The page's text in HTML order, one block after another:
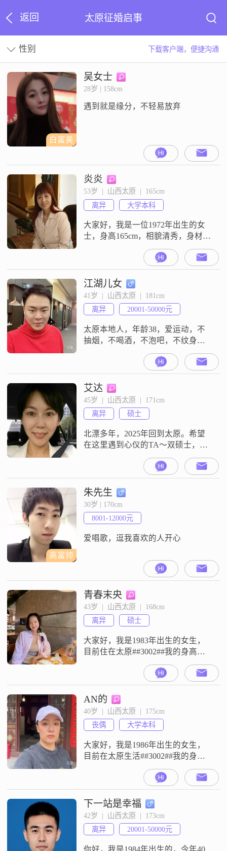
返回 太原征婚启事
性别 下载客户端，便捷沟通
白富美
吴女士
28岁 | 158cm
遇到就是缘分，不轻易放弃
炎炎
53岁  |  山西太原  |  165cm
离异
大学本科
大家好，我是一位1972年出生的女
士，身高165cm，相貌清秀，身材苗
条：独立自信。喜欢时尚。现为专
职律师，可在全国各地执业，希望
做您的“法律顾问”，常伴您左右。
江湖儿女
41岁  |  山西太原  |  181cm
离异
20001-50000元
太原本地人，年龄38，爱运动，不
抽烟，不喝酒，不泡吧，不纹身，
生活简单，体贴靠谱，会做饭。爱
旅游，骑行，徒步，爬山。希望对
方性格乐观开朗，温柔顾家，彼此
相守，共同发现生活的美好。如果
有共同的爱好再好不过了😁无负
债，无负担。
艾达
45岁  |  山西太原  |  171cm
离异
硕士
北漂多年，2025年回到太原。希望
在这里遇到心仪的TA～双硕士，喜
欢学习，积极进取。做过媒体、大
数据、心理，目前是媒体人。性格
比较温和大方，真诚。喜欢看电
影，听音乐，看脱口秀，看展览。
喜欢写作。希望对方相信爱情，兴
趣广泛，热爱生活，自我负责，不
要冷暴力，没有不良嗜好，为人正
派，有责任感。希望能遇到有缘
高富帅
朱先生
30岁 | 170cm
8001-12000元
爱唱歌，逗我喜欢的人开心
青春末央
43岁  |  山西太原  |  168cm
离异
硕士
大家好，我是1983年出生的女生，
目前住在太原##3002##我的身高是
168cm，学历是硕士，月收入在8001
到12000元之间##3002##性格方面，
我是一个随和易相处的人，平时待
人接物比较温和，也愿意多体谅和
照顾身边的人，朋友们说我挺温柔
体贴的##3002##在穿搭上，我比较
喜欢时尚的风格，平时会留意一些
流行的
AN的
40岁  |  山西太原  |  175cm
丧偶
大学本科
大家好，我是1986年出生的女生，
目前在太原生活##3002##我的身高
是175cm，学历是大学本科##3002##
我是一个直率真诚的人，性格热情
大方，平时随和也比较好相处
##3002##在家庭观念上，我比较看
重家庭，认为家庭是生活的重要部
分##3002##平时我喜欢做手工DIY，
也喜欢手工创作，闲暇时也会进行
植物养护
下一站是幸福
42岁  |  山西太原  |  173cm
离异
20001-50000元
你好，我是1984年出生的，今年40